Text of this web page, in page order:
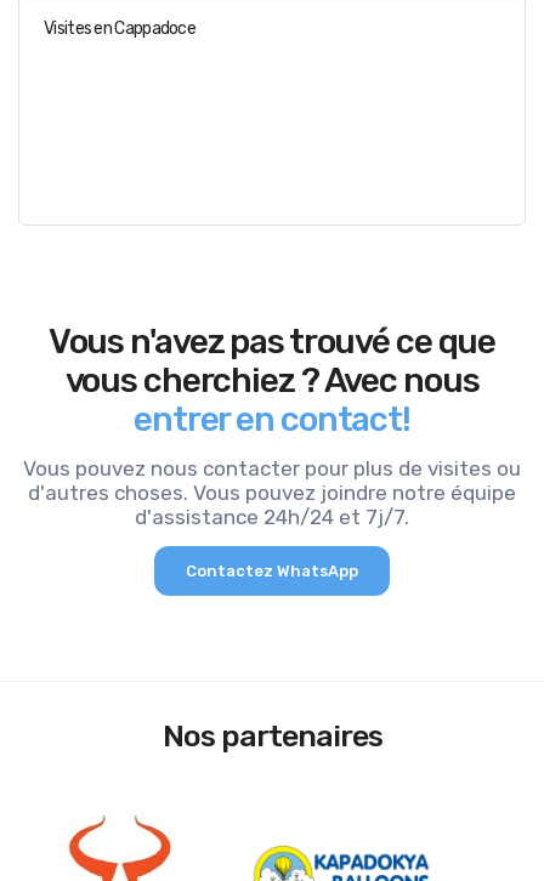
Visites en Cappadoce
Vous n'avez pas trouvé ce que
vous cherchiez ? Avec nous
entrer en contact!
Vous pouvez nous contacter pour plus de visites ou
d'autres choses. Vous pouvez joindre notre équipe
d'assistance 24h/24 et 7j/7.
Contactez WhatsApp
Nos partenaires